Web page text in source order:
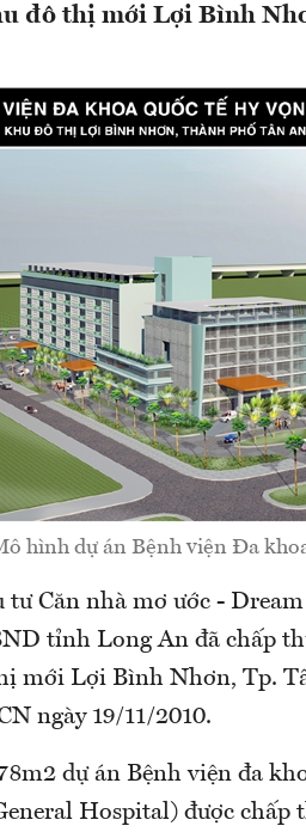
đô thị mới Lợi Bình
hình dự án Bệnh viện Đa
tư Căn nhà mơ ước -
tỉnh Long An đã chấp
mới Lợi Bình Nhơn, Tp.
ngày 19/11/2010.
dự án Bệnh viện đa
Hospital) được chấp